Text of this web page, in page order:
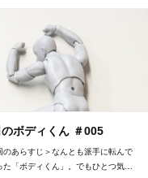
ボディくん ＃005
のあらすじ＞なんとも派手に転んで
た「ボディくん」。でもひとつ気…